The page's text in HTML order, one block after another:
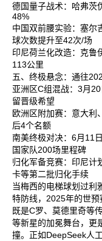
德国量子战术‌：哈弗茨
48%‌
中国双前腰实验‌：塞尔
球次数提升至42次/场‌
印尼荷兰化改造‌：克鲁
113公里‌
五、终极悬念：通往
亚洲区C组混战‌：3月
留晋级希望‌
欧洲区附加赛‌：意大利
后4个名额‌
南美终极对决‌：6月11
国家队200场里程碑‌
归化军备竞赛‌：印尼计
卡等第二批归化手续‌
当梅西的电梯球划过利
特防线，2025年的世
既是C罗、莫德里奇等
等新星的加冕舞台，更
撞。正如DeepSeek人